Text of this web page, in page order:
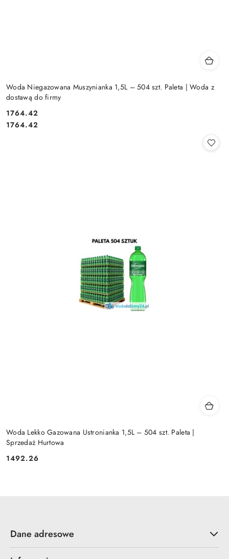
Woda Niegazowana Muszynianka 1,5L – 504 szt. Paleta | Woda z
dostawą do firmy
Cena:
1764.42
Cena:
1764.42
Woda Lekko Gazowana Ustronianka 1,5L – 504 szt. Paleta |
Sprzedaż Hurtowa
Cena:
1492.26
Dane adresowe